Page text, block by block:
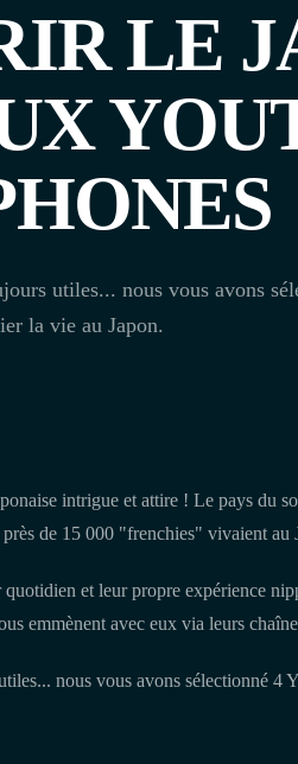
LE
utiles... nous vous avons
la vie au Japon.
intrigue et attire ! Le pays du
de 15 000 "frenchies" vivaient au
et leur propre expérience
emmènent avec eux via leurs
nous vous avons sélectionné 4